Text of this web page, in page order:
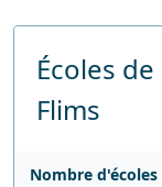
Écoles
Flims
Nombre